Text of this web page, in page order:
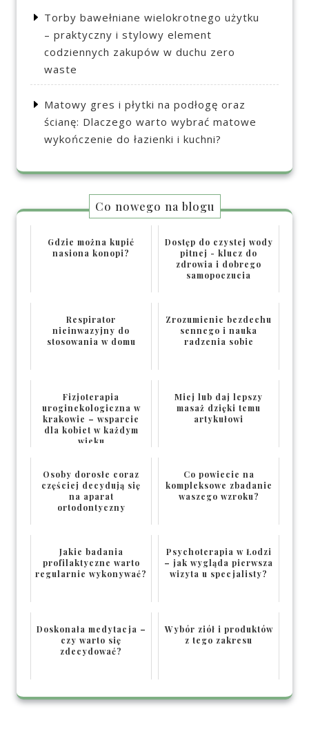
Torby bawełniane wielokrotnego użytku
– praktyczny i stylowy element
codziennych zakupów w duchu zero
waste
Matowy gres i płytki na podłogę oraz
ścianę: Dlaczego warto wybrać matowe
wykończenie do łazienki i kuchni?
Co nowego na blogu
Gdzie można kupić
nasiona konopi?
Dostęp do czystej wody
pitnej - klucz do
zdrowia i dobrego
samopoczucia
Respirator
nieinwazyjny do
stosowania w domu
Zrozumienie bezdechu
sennego i nauka
radzenia sobie
Fizjoterapia
uroginekologiczna w
krakowie – wsparcie
dla kobiet w każdym
wieku
Miej lub daj lepszy
masaż dzięki temu
artykułowi
Osoby dorosłe coraz
częściej decydują się
na aparat
ortodontyczny
Co powiecie na
kompleksowe zbadanie
waszego wzroku?
Jakie badania
profilaktyczne warto
regularnie wykonywać?
Psychoterapia w Łodzi
– jak wygląda pierwsza
wizyta u specjalisty?
Doskonała medytacja –
czy warto się
zdecydować?
Wybór ziół i produktów
z tego zakresu